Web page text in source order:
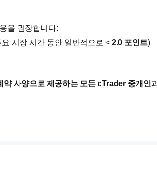
을 권장합니다:
요 시장 시간 동안 일반적으로 < 2.0 포인트)
사양으로 제공하는 모든 cTrader 중개인
변동성에 따라 다릅니다.